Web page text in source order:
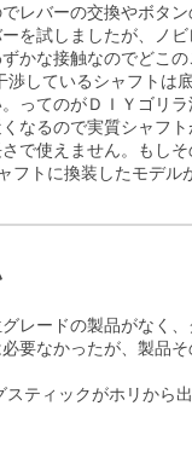
レバーの交換やボタ
を試しましたが、ノ
かな接触なのでどこ
しているシャフトは
ってのがＤＩＹゴリ
なるので実質シャフ
で使えません。もし
フトに換装したモデル
レードの製品がなく
要なかったが、製品
ティックがホリから